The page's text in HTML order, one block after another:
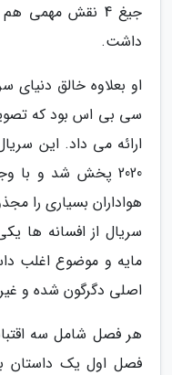
جیغ 4 نقش
داشت.
او بعلاوه خالق دنیای
سی بی اس بود که
2020 پخش شد و با
هواداران بسیاری را
سریال از افسانه ها
مایه و موضوع اغلب
اصلی دگرگون شده و
هر فصل شامل سه
فصل اول یک داستان